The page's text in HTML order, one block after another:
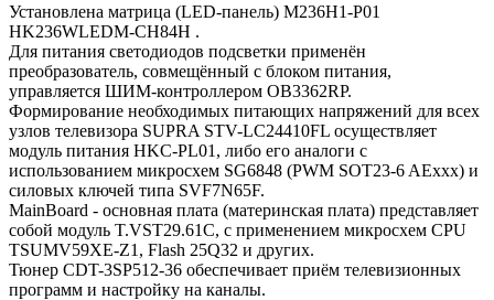
Установлена матрица (LED-панель) M236H1-P01
HK236WLEDM-CH84H .
Для питания светодиодов подсветки применён
преобразователь, совмещённый с блоком питания,
управляется ШИМ-контроллером OB3362RP.
Формирование необходимых питающих напряжений для всех
узлов телевизора SUPRA STV-LC24410FL осуществляет
модуль питания HKC-PL01, либо его аналоги c
использованием микросхем SG6848 (PWM SOT23-6 AExxx) и
силовых ключей типа SVF7N65F.
MainBoard - основная плата (материнская плата) представляет
собой модуль T.VST29.61C, с применением микросхем CPU
TSUMV59XE-Z1, Flash 25Q32 и других.
Тюнер CDT-3SP512-36 обеспечивает приём телевизионных
программ и настройку на каналы.